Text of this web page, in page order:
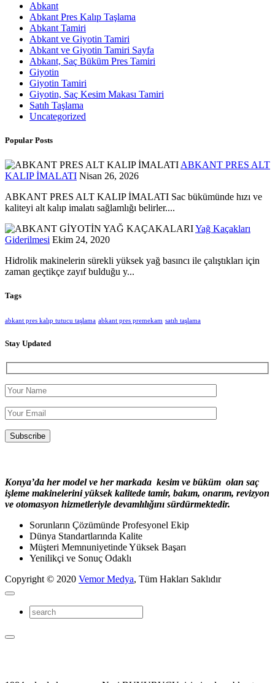
Abkant
Abkant Pres Kalıp Taşlama
Abkant Tamiri
Abkant ve Giyotin Tamiri
Abkant ve Giyotin Tamiri Sayfa
Abkant, Saç Büküm Pres Tamiri
Giyotin
Giyotin Tamiri
Giyotin, Saç Kesim Makası Tamiri
Satıh Taşlama
Uncategorized
Popular Posts
ABKANT PRES ALT
KALIP İMALATI Nisan 26, 2026
ABKANT PRES ALT KALIP İMALATI Sac bükümünde hızı ve
kaliteyi alt kalıp imalatı sağlamlığı belirler....
Yağ Kaçakları
Giderilmesi Ekim 24, 2020
Hidrolik makinelerin sürekli yüksek yağ basıncı ile çalıştıkları için
zaman geçtikçe zayıf bulduğu y...
Tags
abkant pres kalıp tutucu taşlama abkant pres premekam satıh taşlama
Stay Updated
Konya’da her model ve her markada kesim ve büküm olan saç
işleme makinelerini yüksek kalitede tamir, bakım, onarım, revizyon
ve otomasyon hizmetleriyle devamlılığını sürdürmektedir.
Sorunların Çözümünde Profesyonel Ekip
Dünya Standartlarında Kalite
Müşteri Memnuniyetinde Yüksek Başarı
Yenilikçi ve Sonuç Odaklı
Copyright © 2020 Vemor Medya, Tüm Hakları Saklıdır